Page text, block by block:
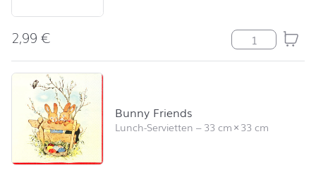
2,99€ In Vino Veritas
Bunny Friends
Lunch-Servietten –33 cm×33 cm